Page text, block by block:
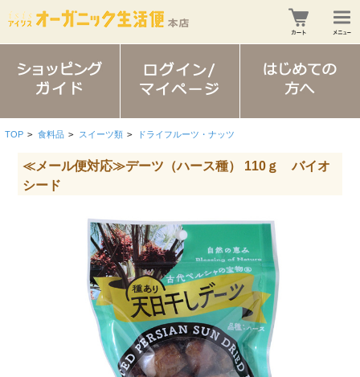
TOP > 食料品 > スイーツ類 > ドライフルーツ・ナッツ
≪メール便対応≫デーツ（ハース種） 110ｇ バイオ
シード